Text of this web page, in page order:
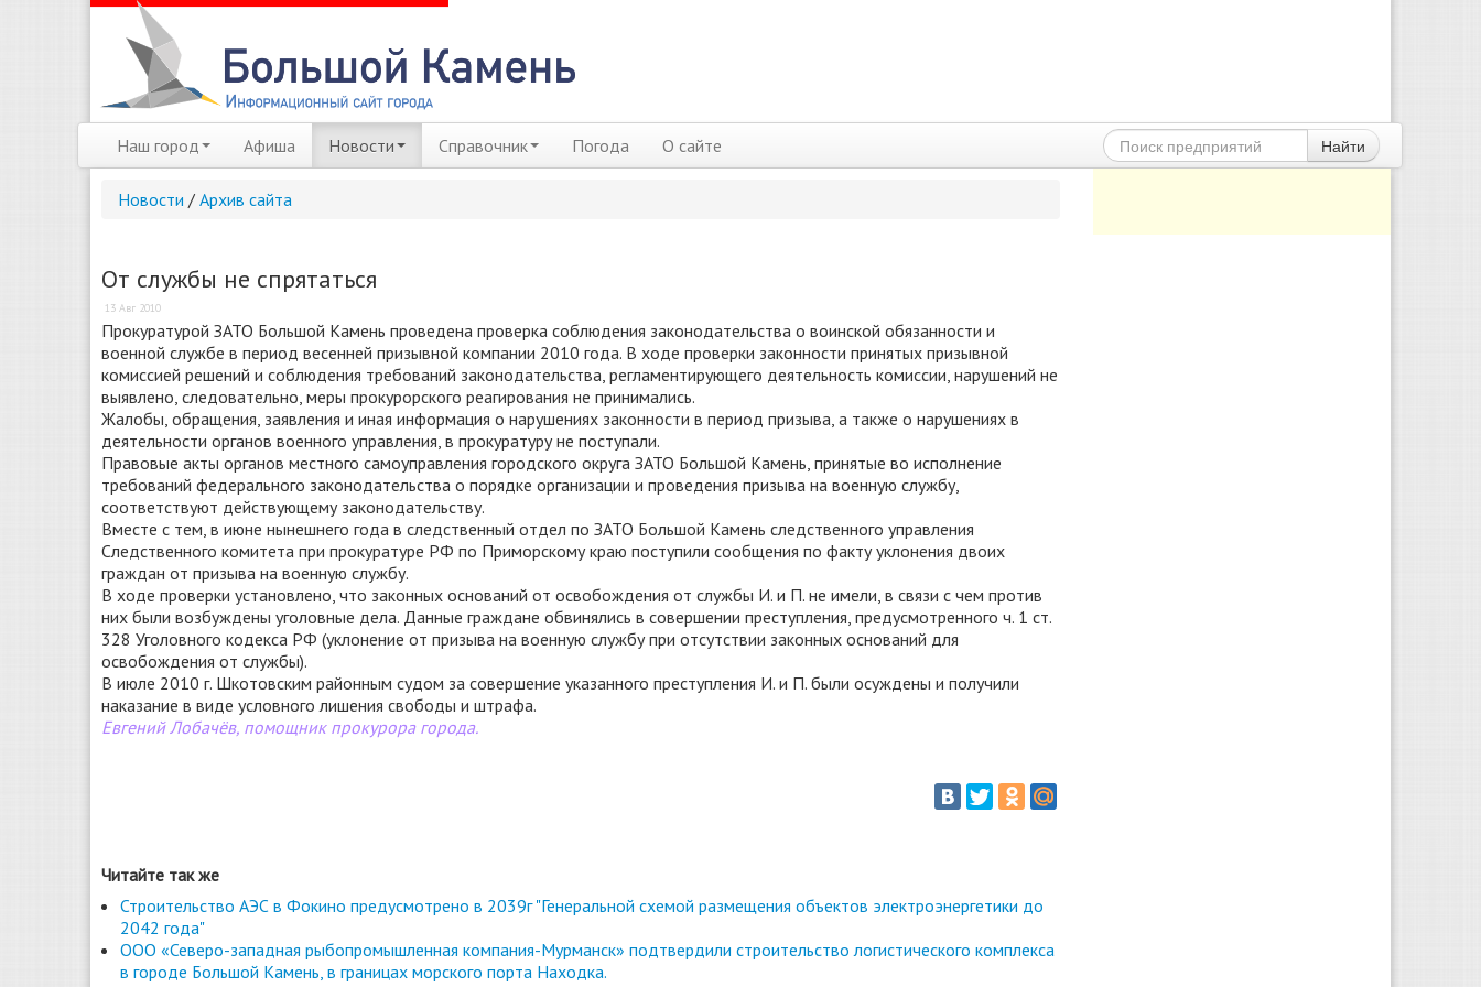
Наш город Афиша Новости Справочник Погода О сайте Найти
Новости / Архив сайта
От службы не спрятаться
13 Авг 2010
Прокуратурой ЗАТО Большой Камень проведена проверка соблюдения законодательства о воинской обязанности и
военной службе в период весенней призывной компании 2010 года. В ходе проверки законности принятых призывной
комиссией решений и соблюдения требований законодательства, регламентирующего деятельность комиссии, нарушений не
выявлено, следовательно, меры прокурорского реагирования не принимались.
Жалобы, обращения, заявления и иная информация о нарушениях законности в период призыва, а также о нарушениях в
деятельности органов военного управления, в прокуратуру не поступали.
Правовые акты органов местного самоуправления городского округа ЗАТО Большой Камень, принятые во исполнение
требований федерального законодательства о порядке организации и проведения призыва на военную службу,
соответствуют действующему законодательству.
Вместе с тем, в июне нынешнего года в следственный отдел по ЗАТО Большой Камень следственного управления
Следственного комитета при прокуратуре РФ по Приморскому краю поступили сообщения по факту уклонения двоих
граждан от призыва на военную службу.
В ходе проверки установлено, что законных оснований от освобождения от службы И. и П. не имели, в связи с чем против
них были возбуждены уголовные дела. Данные граждане обвинялись в совершении преступления, предусмотренного ч. 1 ст.
328 Уголовного кодекса РФ (уклонение от призыва на военную службу при отсутствии законных оснований для
освобождения от службы).
В июле 2010 г. Шкотовским районным судом за совершение указанного преступления И. и П. были осуждены и получили
наказание в виде условного лишения свободы и штрафа.
Евгений Лобачёв, помощник прокурора города.
Читайте так же
Строительство АЭС в Фокино предусмотрено в 2039г "Генеральной схемой размещения объектов электроэнергетики до
2042 года"
ООО «Северо-западная рыбопромышленная компания-Мурманск» подтвердили строительство логистического комплекса
в городе Большой Камень, в границах морского порта Находка.